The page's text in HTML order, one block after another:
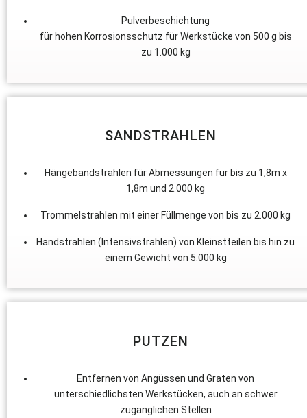
Pulverbeschichtung
für hohen Korrosionsschutz für Werkstücke von 500 g bis
zu 1.000 kg
SANDSTRAHLEN
Hängebandstrahlen für Abmessungen für bis zu 1,8m x
1,8m und 2.000 kg
Trommelstrahlen mit einer Füllmenge von bis zu 2.000 kg
Handstrahlen (Intensivstrahlen) von Kleinstteilen bis hin zu
einem Gewicht von 5.000 kg
PUTZEN
Entfernen von Angüssen und Graten von
unterschiedlichsten Werkstücken, auch an schwer
zugänglichen Stellen